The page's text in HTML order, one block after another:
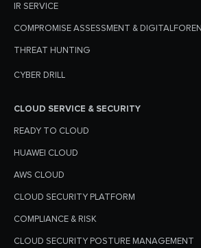
IR SERVICE
COMPROMISE ASSESSMENT &
THREAT HUNTING
CYBER DRILL
CLOUD SERVICE & SECURITY
READY TO CLOUD
HUAWEI CLOUD
AWS CLOUD
CLOUD SECURITY PLATFORM
COMPLIANCE & RISK
CLOUD SECURITY POSTURE MANAGEMENT